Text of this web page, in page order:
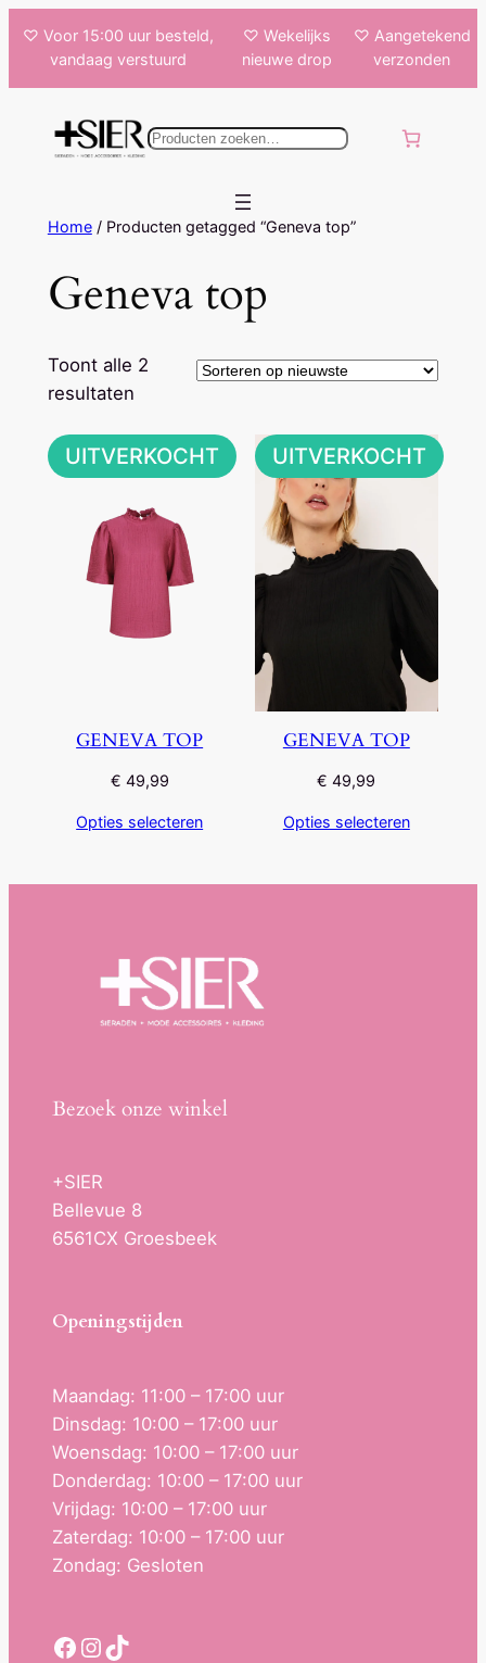
♡ Voor 15:00 uur besteld,
vandaag verstuurd
♡ Wekelijks
nieuwe drop
♡ Aangetekend
verzonden
k
Home/ Producten getagged “Geneva top”
Geneva top
Toont alle 2
resultatenGesorteerd
nieuwste
UITVERKOCHT
GENEVA TOP
€ 49,99
Opties selecteren
UITVERKOCHT
GENEVA TOP
€ 49,99
Opties selecteren
Bezoek onze winkel
+SIER
Bellevue 8
6561CX Groesbeek
Openingstijden
Maandag: 11:00 – 17:00 uur
Dinsdag: 10:00 – 17:00 uur
Woensdag: 10:00 – 17:00 uur
Donderdag: 10:00 – 17:00 uur
Vrijdag: 10:00 – 17:00 uur
Zaterdag: 10:00 – 17:00 uur
Zondag: Gesloten
Facebook InstagramTikTok